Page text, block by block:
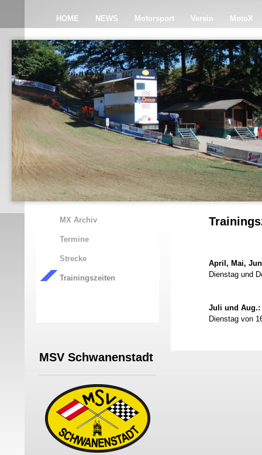
HOME NEWS Motorsport Verein MotoX
MX Archiv
Termine
Strecke
Trainingszeiten
MSV Schwanenstadt
April, Mai,
Dienstag und
Juli und Aug.:
Dienstag von